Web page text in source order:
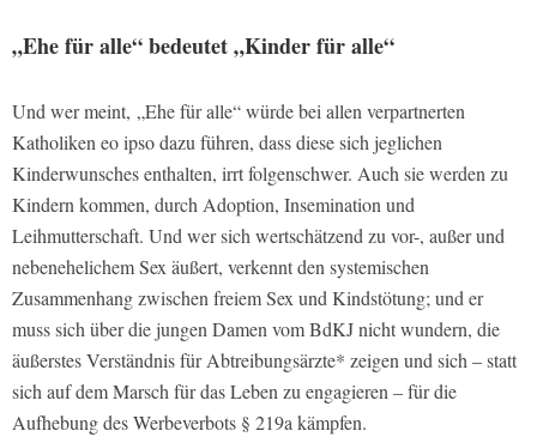
„Ehe für alle“ bedeutet „Kinder für alle“
Und wer meint, „Ehe für alle“ würde bei allen verpartnerten
Katholiken eo ipso dazu führen, dass diese sich jeglichen
Kinderwunsches enthalten, irrt folgenschwer. Auch sie werden zu
Kindern kommen, durch Adoption, Insemination und
Leihmutterschaft. Und wer sich wertschätzend zu vor-, außer und
nebenehelichem Sex äußert, verkennt den systemischen
Zusammenhang zwischen freiem Sex und Kindstötung; und er
muss sich über die jungen Damen vom BdKJ nicht wundern, die
äußerstes Verständnis für Abtreibungsärzte* zeigen und sich – statt
sich auf dem Marsch für das Leben zu engagieren – für die
Aufhebung des Werbeverbots § 219a kämpfen.